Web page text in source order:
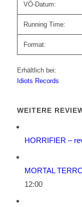
VÖ-Datum:
Running Time:
Format:
Erhältlich bei:
Idiots Records
WEITERE
HORRIFIER –
MORTAL
12:00